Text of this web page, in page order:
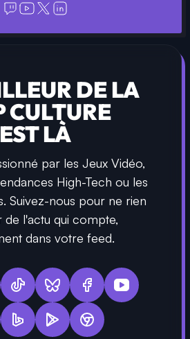
DE LA
CULTURE
EST LÀ
par les Jeux Vidéo,
High-Tech ou les
Suivez-nous pour ne rien
de l'actu qui compte,
dans votre feed.